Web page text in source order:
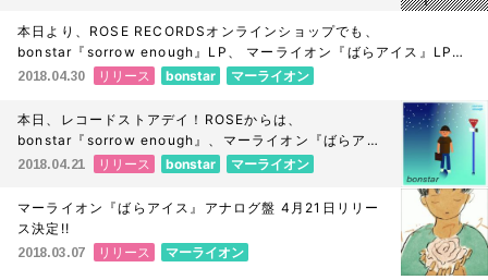
本日より、ROSE RECORDSオンラインショップでも、
bonstar『sorrow enough』LP、 マーライオン『ばらアイス』LP、
の販売を開始しました！
2018.04.30 リリース bonstar マーライオン
本日、レコードストアデイ！ROSEからは、
bonstar『sorrow enough』、マーライオン『ばらアイ
ス』がリリースです！
2018.04.21 リリース bonstar マーライオン
マーライオン『ばらアイス』アナログ盤 4月21日リリー
ス決定!!
2018.03.07 リリース マーライオン